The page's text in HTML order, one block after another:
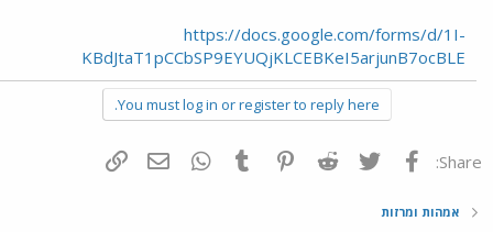
https://docs.google.com/forms/d/1I-
KBdJtaT1pCCbSP9EYUQjKLCEBKeI5arjunB7ocBLE
You must log in or register to reply here.
Share: פייסבוק Twitter
Reddit
Pinterest
Tumblr
WhatsAppדואר אלקטרוני
אמהות ומרזות